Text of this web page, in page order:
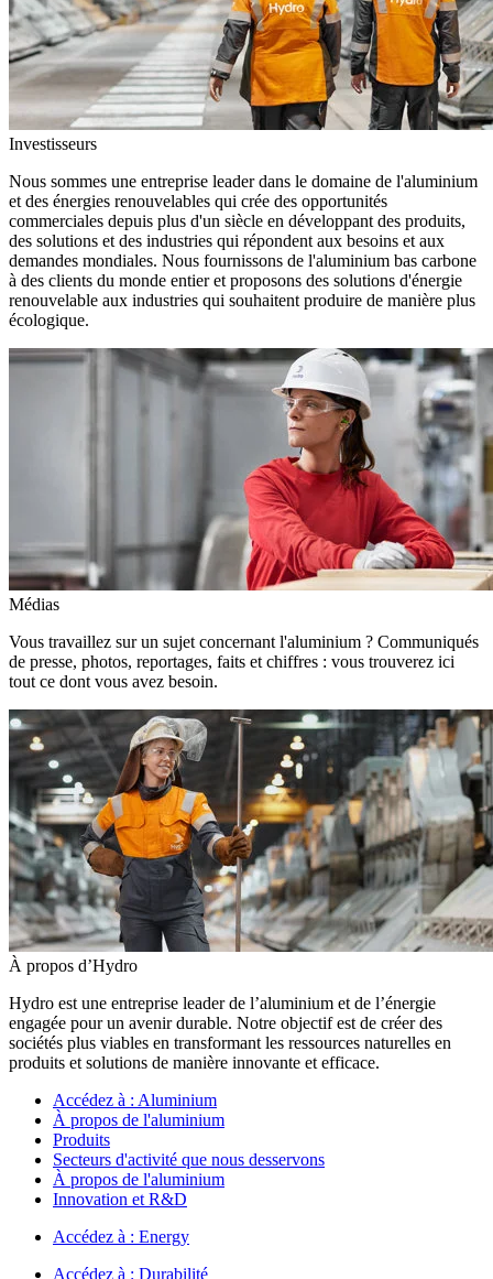
Investisseurs
Nous sommes une entreprise leader dans le domaine de l'aluminium
et des énergies renouvelables qui crée des opportunités
commerciales depuis plus d'un siècle en développant des produits,
des solutions et des industries qui répondent aux besoins et aux
demandes mondiales. Nous fournissons de l'aluminium bas carbone
à des clients du monde entier et proposons des solutions d'énergie
renouvelable aux industries qui souhaitent produire de manière plus
écologique.
Médias
Vous travaillez sur un sujet concernant l'aluminium ? Communiqués
de presse, photos, reportages, faits et chiffres : vous trouverez ici
tout ce dont vous avez besoin.
À propos d’Hydro
Hydro est une entreprise leader de l’aluminium et de l’énergie
engagée pour un avenir durable. Notre objectif est de créer des
sociétés plus viables en transformant les ressources naturelles en
produits et solutions de manière innovante et efficace.
Accédez à : Aluminium
À propos de l'aluminium
Produits
Secteurs d'activité que nous desservons
À propos de l'aluminium
Innovation et R&D
Accédez à : Energy
Accédez à : Durabilité